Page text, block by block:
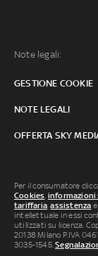
Note legali:
GESTIONE COOKIE
NOTE LEGALI
OFFERTA SKY
Per il consumatore
Cookies
tariffaria ,assistenza
intellettuale in essi
utilizzati su licenza.
20138 Milano P.IVA
3035-1545.